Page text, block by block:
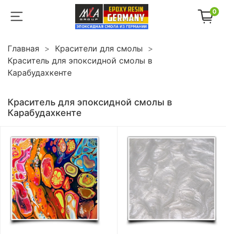
0
Главная
Красители для смолы
Краситель для эпоксидной смолы в
Карабудахкенте
Краситель для эпоксидной смолы в
Карабудахкенте